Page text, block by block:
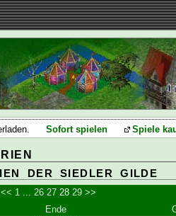
Sofort spielen Spiele
DER SIEDLER GILDE
<< 1 ...26 27 2829 >>
Ende